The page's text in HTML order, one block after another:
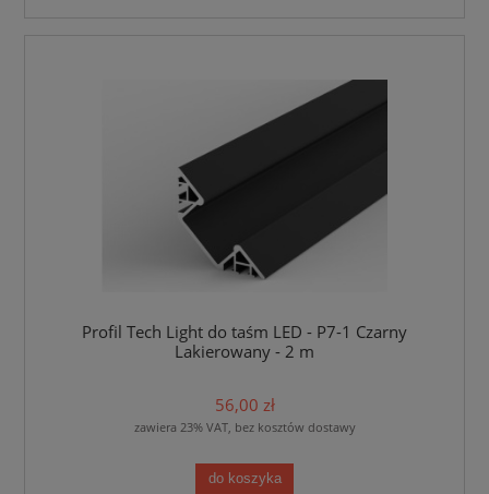
Profil Tech Light do taśm LED - P7-1 Czarny
Lakierowany - 2 m
56,00 zł
zawiera 23% VAT, bez kosztów dostawy
do koszyka